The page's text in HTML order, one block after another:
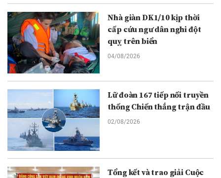
Nhà giàn DK1/10 kịp thời
cấp cứu ngư dân nghi đột
quỵ trên biển
04/08/2026
Lữ đoàn 167 tiếp nối truyền
thống Chiến thắng trận đầu
02/08/2026
Tổng kết và trao giải Cuộc